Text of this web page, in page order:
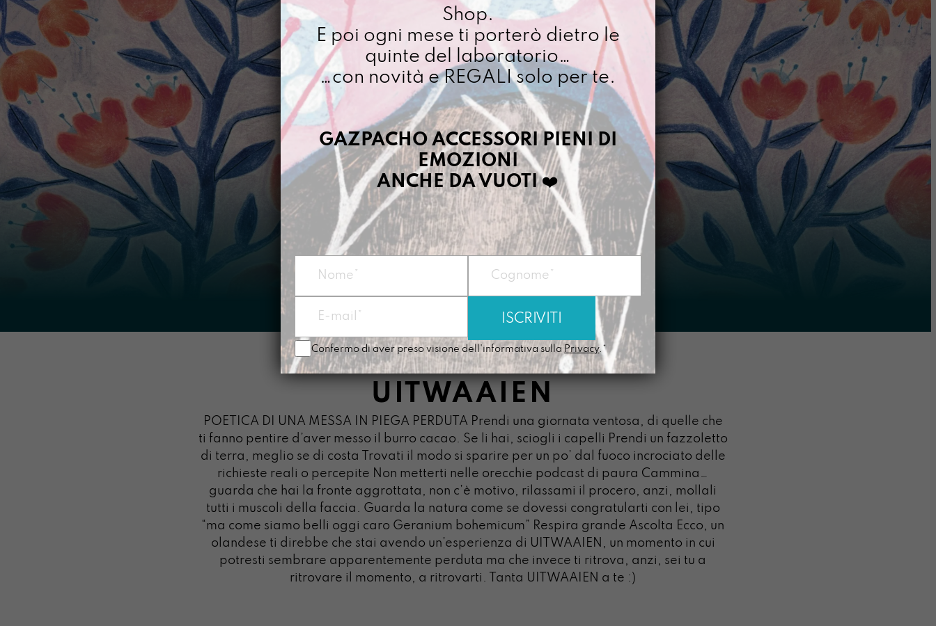
UITWAAIEN
POETICA DI UNA MESSA IN PIEGA PERDUTA Prendi una giornata ventosa, di quelle che
ti fanno pentire d’aver messo il burro cacao. Se li hai, sciogli i capelli Prendi un fazzoletto
di terra, meglio se di costa Trovati il modo si sparire per un po’ dal fuoco incrociato delle
richieste reali o percepite Non metterti nelle orecchie podcast di paura Cammina…
guarda che hai la fronte aggrottata, non c’è motivo, rilassami il procero, anzi, mollali
tutti i muscoli della faccia. Guarda la natura come se dovessi congratularti con lei, tipo
“ma come siamo belli oggi caro Geranium bohemicum” Respira grande Ascolta Ecco, un
olandese ti direbbe che stai avendo un’esperienza di UITWAAIEN, un momento in cui
potresti sembrare apparentemente perduta ma che invece ti ritrova, anzi, sei tu a
ritrovare il momento, a ritrovarti. Tanta UITWAAIEN a te :)
Shop.
E poi ogni mese ti porterò dietro le
quinte del laboratorio…
…con novità e REGALI solo per te.
GAZPACHO ACCESSORI PIENI DI
EMOZIONI
ANCHE DA VUOTI❤️
Confermo di aver preso visione dell'informativa sulla Privacy.*